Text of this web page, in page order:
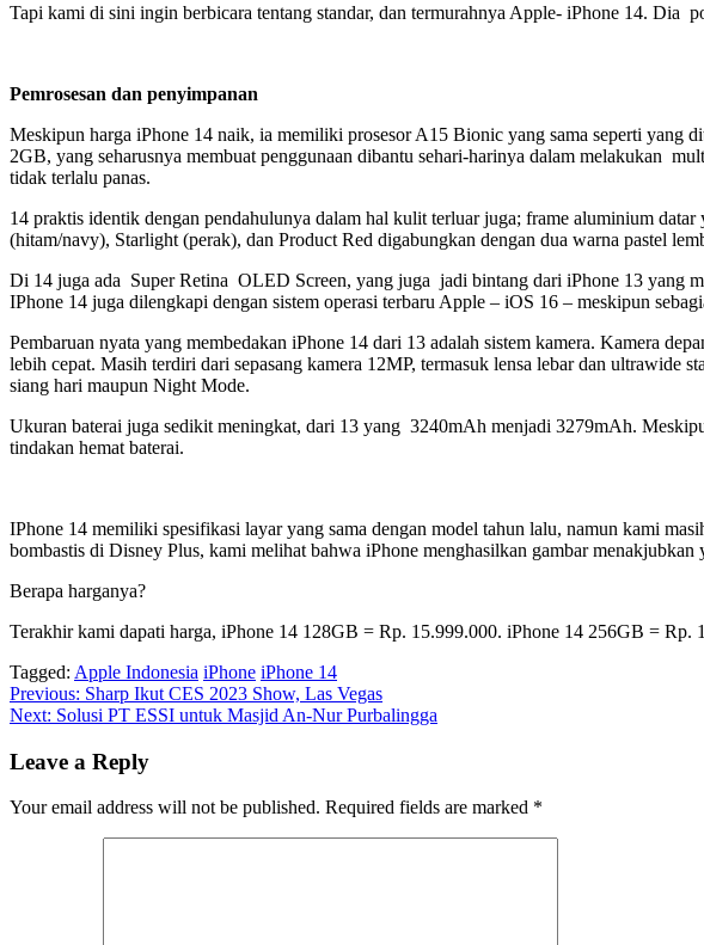
Tapi kami di sini ingin berbicara tentang standar, dan termurahnya Apple- iPhone 14. Dia
Pemrosesan dan penyimpanan
Meskipun harga iPhone 14 naik, ia memiliki prosesor A15 Bionic yang sama seperti yang
2GB, yang seharusnya membuat penggunaan dibantu sehari-harinya dalam melakukan
tidak terlalu panas.
14 praktis identik dengan pendahulunya dalam hal kulit terluar juga; frame aluminium
(hitam/navy), Starlight (perak), dan Product Red digabungkan dengan dua warna pastel
Di 14 juga ada Super Retina OLED Screen, yang juga jadi bintang dari iPhone 13 yang
IPhone 14 juga dilengkapi dengan sistem operasi terbaru Apple – iOS 16 – meskipun
Pembaruan nyata yang membedakan iPhone 14 dari 13 adalah sistem kamera. Kamera
lebih cepat. Masih terdiri dari sepasang kamera 12MP, termasuk lensa lebar dan ultrawide
siang hari maupun Night Mode.
Ukuran baterai juga sedikit meningkat, dari 13 yang 3240mAh menjadi 3279mAh.
tindakan hemat baterai.
IPhone 14 memiliki spesifikasi layar yang sama dengan model tahun lalu, namun kami
bombastis di Disney Plus, kami melihat bahwa iPhone menghasilkan gambar
Berapa harganya?
Terakhir kami dapati harga, iPhone 14 128GB = Rp. 15.999.000. iPhone 14 256GB =
Tagged: Apple Indonesia iPhone iPhone 14
Post
navigation
Previous: Sharp Ikut CES 2023 Show, Las Vegas
Next: Solusi PT ESSI untuk Masjid An-Nur Purbalingga
Leave a Reply
Your email address will not be published. Required fields are marked *